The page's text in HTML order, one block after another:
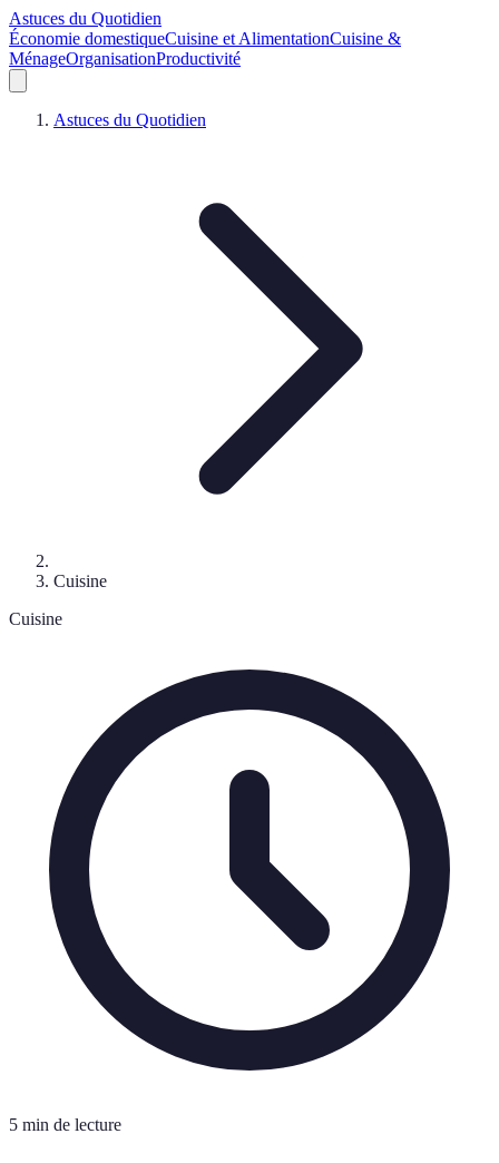
Astuces du Quotidien
Économie domestiqueCuisine et AlimentationCuisine &
MénageOrganisationProductivité
Astuces du Quotidien
Cuisine
Cuisine
5 min de lecture